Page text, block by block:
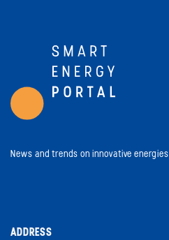
News and trends on innovative energies
ADDRESS